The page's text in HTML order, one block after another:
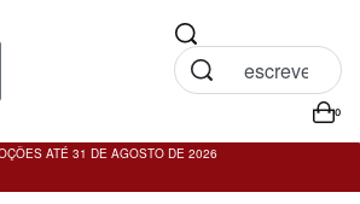
0
ATÉ 31 DE AGOSTO DE 2026